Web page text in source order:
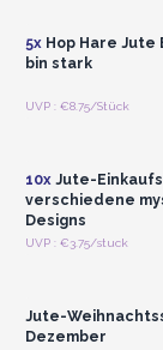
5xHop Hare Jute
bin stark
UVP : €8.75/Stück
Anmelden
10xJute-
verschiedene
Designs
UVP : €3.75/stuck
Anmelden
Jute-
Dezember